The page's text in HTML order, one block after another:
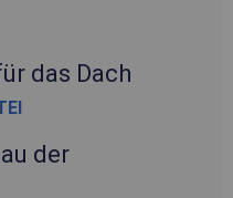
das Dach
der